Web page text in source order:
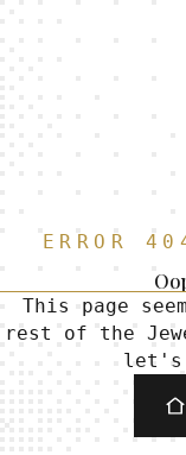
E R R O R 4 0
This page seem
rest of the Jew
let ' s